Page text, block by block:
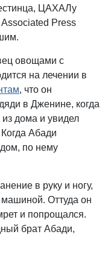
ЦАХАЛу
Associated Press
овощами с
на лечении в
, что он
в Дженине, когда
дома и увидел
Абади
по нему
в руку и ногу,
машиной. Оттуда он
и попрощался.
брат Абади,